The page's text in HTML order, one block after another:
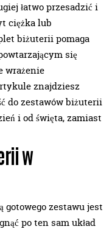
łatwo przesadzić i
ciężka lub
biżuterii pomaga
się
wrażenie
znajdziesz
do zestawów biżuterii
i od święta, zamiast
w
gotowego zestawu jest
po ten sam układ